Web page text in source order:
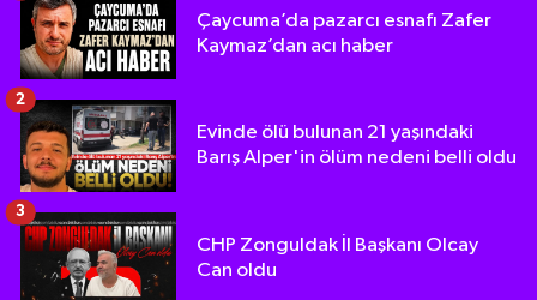
Çaycuma’da pazarcı esnafı Zafer
Kaymaz’dan acı haber
Evinde ölü bulunan 21 yaşındaki
Barış Alper'in ölüm nedeni belli oldu
2
CHP Zonguldak İl Başkanı Olcay
Can oldu
3